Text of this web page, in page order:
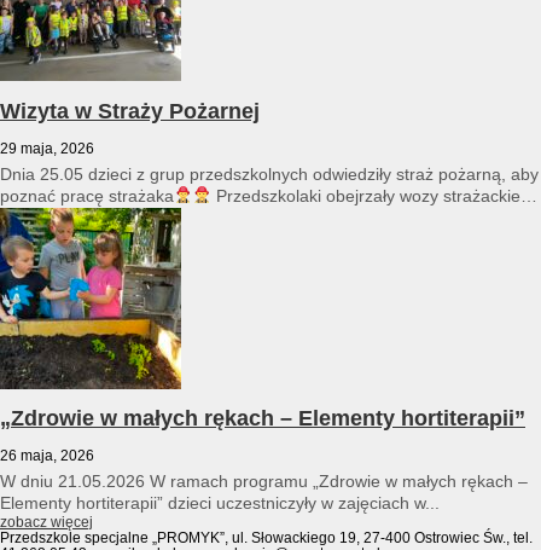
Wizyta w Straży Pożarnej
29 maja, 2026
Dnia 25.05 dzieci z grup przedszkolnych odwiedziły straż pożarną, aby
poznać pracę strażaka
Przedszkolaki obejrzały wozy strażackie
i...
„Zdrowie w małych rękach – Elementy hortiterapii”
26 maja, 2026
W dniu 21.05.2026 W ramach programu „Zdrowie w małych rękach –
Elementy hortiterapii” dzieci uczestniczyły w zajęciach w...
zobacz więcej
Przedszkole specjalne „PROMYK”, ul. Słowackiego 19, 27-400 Ostrowiec Św., tel.